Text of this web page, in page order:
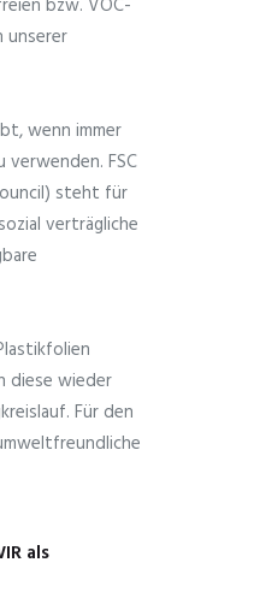
bzw. VOC-
unserer
wenn immer
verwenden. FSC
steht für
verträgliche
diese wieder
Für den
als